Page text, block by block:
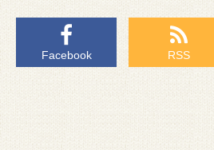
Facebook RSS